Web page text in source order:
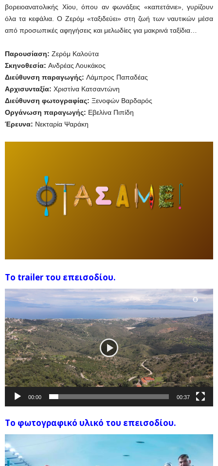
βορειοανατολικής Χίου, όπου αν φωνάξεις «καπετάνιε», γυρίζουν
όλα τα κεφάλια. Ο Ζερόμ «ταξιδεύει» στη ζωή των ναυτικών μέσα
από προσωπικές αφηγήσεις και μελωδίες για μακρινά ταξίδια…
Παρουσίαση: Ζερόμ Καλούτα
Σκηνοθεσία: Ανδρέας Λουκάκος
Διεύθυνση παραγωγής: Λάμπρος Παπαδέας
Αρχισυνταξία: Χριστίνα Κατσαντώνη
Διεύθυνση φωτογραφίας: Ξενοφών Βαρδαρός
Οργάνωση παραγωγής: Εβελίνα Πιπίδη
Έρευνα: Νεκταρία Ψαράκη
To trailer του επεισοδίου.
Πρόγραμμα
Αναπαραγωγής
Βίντεο
00:00 00:37
Το φωτογραφικό υλικό του επεισοδίου.